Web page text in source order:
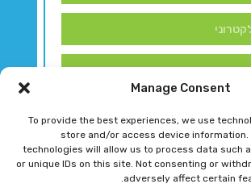
Manage Consent
To provide the best experiences, we use
store and/or access device information.
technologies will allow us to process data such
or unique IDs on this site. Not consenting or
adversely affect certain